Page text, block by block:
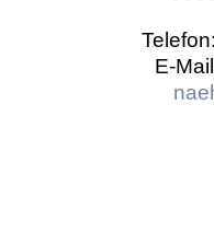
E-